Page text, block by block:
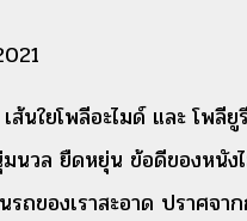
ส้นใยโพลีอะไมด์ และ โพลี
วล ยืดหยุ่น ข้อดีของหนังไ
ถของเราสะอาด ปราศจา